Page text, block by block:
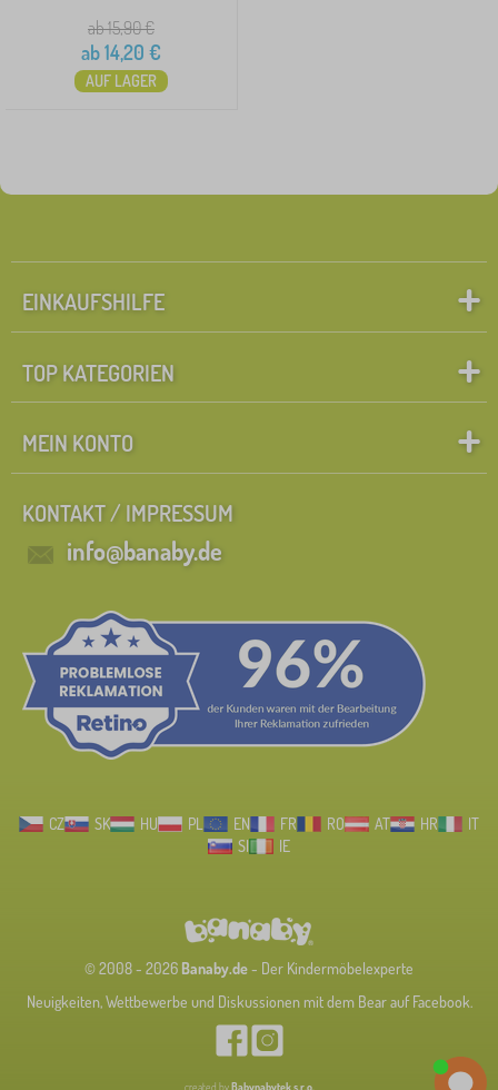
ab 15,90€
ab14,20 €
AUF LAGER
EINKAUFSHILFE
TOP KATEGORIEN
MEIN KONTO
KONTAKT / IMPRESSUM
info@banaby.de
CZ SK HU PL EN FR RO AT HR
IT
SI
IE
© 2008 - 2026 Banaby.de- Der Kindermöbelexperte
Neuigkeiten, Wettbewerbe und Diskussionen mit dem Bear auf Facebook.
created byBabynabytek s.r.o.